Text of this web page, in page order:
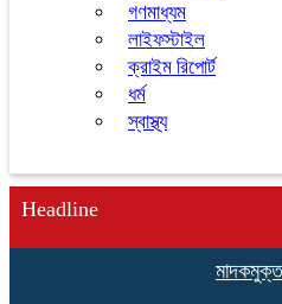
গণমাধ্যম
লাইফস্টাইল
ক্রাইম রিপোর্ট
ধর্ম
স্বাস্থ্য
Headline
মাদকমুক্ত